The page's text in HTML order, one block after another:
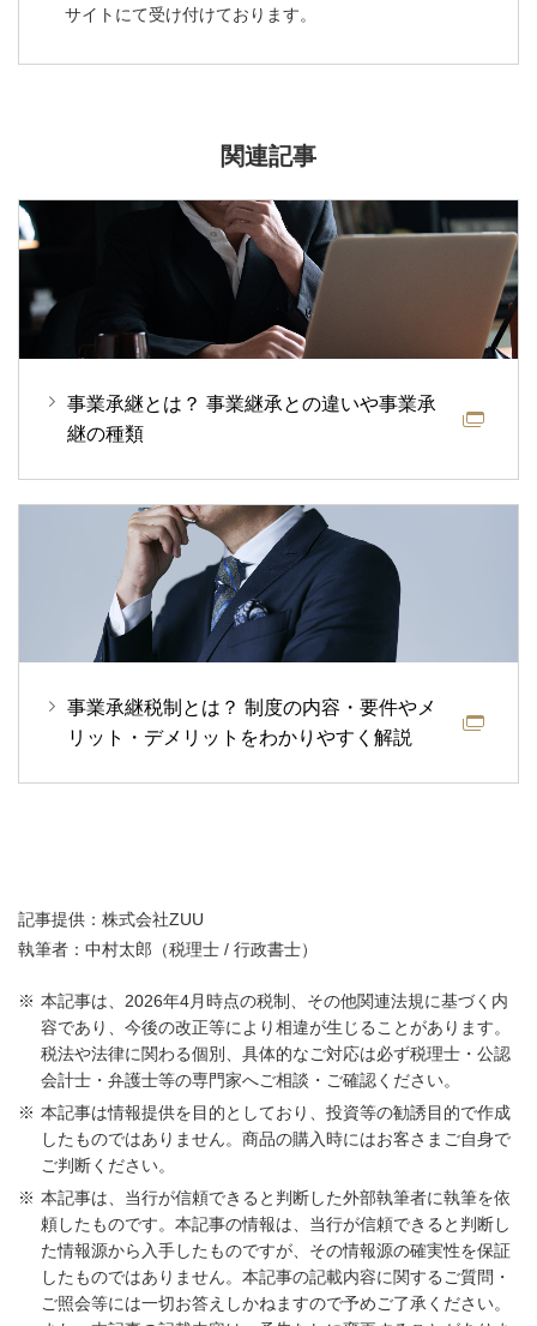
サイトにて受け付けております。
関連記事
事業承継とは？ 事業継承との違いや事業承
継の種類
事業承継税制とは？ 制度の内容・要件やメ
リット・デメリットをわかりやすく解説
記事提供：株式会社ZUU
執筆者：中村太郎（税理士 / 行政書士）
本記事は、2026年4月時点の税制、その他関連法規に基づく内
容であり、今後の改正等により相違が生じることがあります。
税法や法律に関わる個別、具体的なご対応は必ず税理士・公認
会計士・弁護士等の専門家へご相談・ご確認ください。
本記事は情報提供を目的としており、投資等の勧誘目的で作成
したものではありません。商品の購入時にはお客さまご自身で
ご判断ください。
本記事は、当行が信頼できると判断した外部執筆者に執筆を依
頼したものです。本記事の情報は、当行が信頼できると判断し
た情報源から入手したものですが、その情報源の確実性を保証
したものではありません。本記事の記載内容に関するご質問・
ご照会等には一切お答えしかねますので予めご了承ください。